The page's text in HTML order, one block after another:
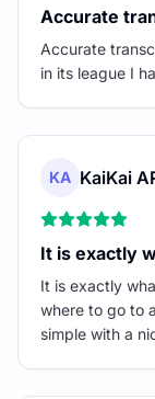
Accurate
Accurate
in its league I
KA KaiKai
It is exactly
It is exactly
where to go to
simple with a